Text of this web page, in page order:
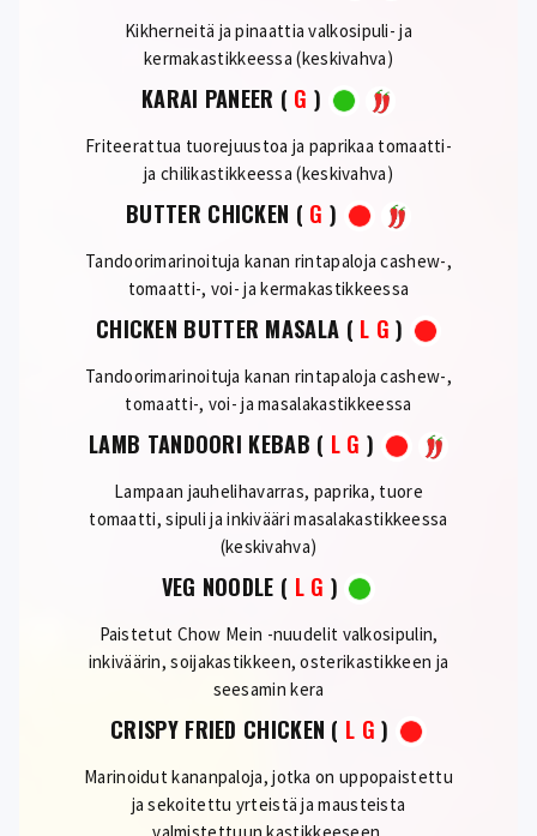
Kikherneitä ja pinaattia valkosipuli- ja
kermakastikkeessa (keskivahva)
KARAI PANEER ( G )
Friteerattua tuorejuustoa ja paprikaa tomaatti-
ja chilikastikkeessa (keskivahva)
BUTTER CHICKEN ( G )
Tandoorimarinoituja kanan rintapaloja cashew-,
tomaatti-, voi- ja kermakastikkeessa
CHICKEN BUTTER MASALA ( L G )
Tandoorimarinoituja kanan rintapaloja cashew-,
tomaatti-, voi- ja masalakastikkeessa
LAMB TANDOORI KEBAB ( L G )
Lampaan jauhelihavarras, paprika, tuore
tomaatti, sipuli ja inkivääri masalakastikkeessa
(keskivahva)
VEG NOODLE ( L G )
Paistetut Chow Mein -nuudelit valkosipulin,
inkiväärin, soijakastikkeen, osterikastikkeen ja
seesamin kera
CRISPY FRIED CHICKEN ( L G )
Marinoidut kananpaloja, jotka on uppopaistettu
ja sekoitettu yrteistä ja mausteista
valmistettuun kastikkeeseen.